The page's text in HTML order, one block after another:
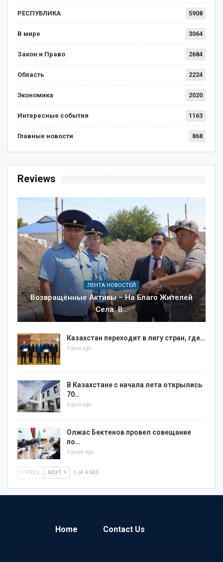
РЕСПУБЛИКА 5908
В мире 3064
Закон и Право 2684
Область 2224
Экономика 2020
Интересные события 1163
Главные новости 868
Reviews
ЛЕНТА НОВОСТЕЙ
Возвращённые Активы – На Благо Жителей
Села: В…
Казахстан переходит в лигу стран, где…
3 дня ago
В Казахстане с начала лета открылись
70…
4 дня ago
Олжас Бектенов провел совещание
по…
5 дней ago
PREV NEXT 1 of 4 503
Home Contact Us